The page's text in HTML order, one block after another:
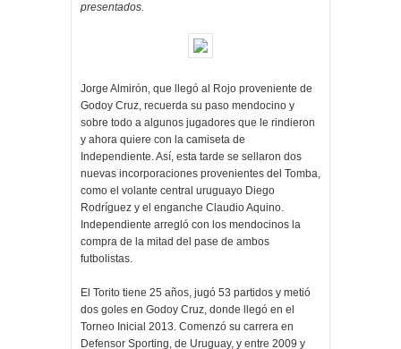
presentados.
Jorge Almirón, que llegó al Rojo proveniente de
Godoy Cruz, recuerda su paso mendocino y
sobre todo a algunos jugadores que le rindieron
y ahora quiere con la camiseta de
Independiente. Así, esta tarde se sellaron dos
nuevas incorporaciones provenientes del Tomba,
como el volante central uruguayo Diego
Rodríguez y el enganche Claudio Aquino.
Independiente arregló con los mendocinos la
compra de la mitad del pase de ambos
futbolistas.
El Torito tiene 25 años, jugó 53 partidos y metió
dos goles en Godoy Cruz, donde llegó en el
Torneo Inicial 2013. Comenzó su carrera en
Defensor Sporting, de Uruguay, y entre 2009 y